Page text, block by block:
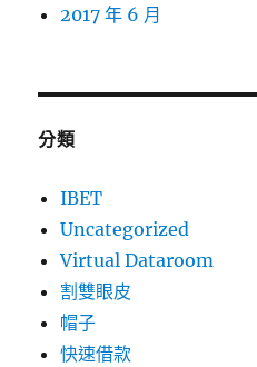
2017 年 6 月
分類
IBET
Uncategorized
Virtual Dataroom
割雙眼皮
帽子
快速借款